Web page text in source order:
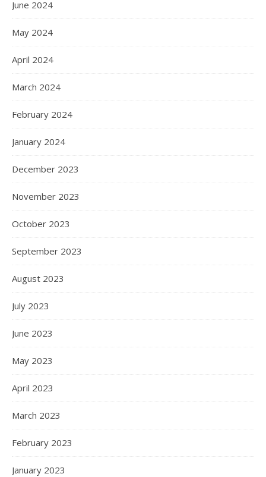
June 2024
May 2024
April 2024
March 2024
February 2024
January 2024
December 2023
November 2023
October 2023
September 2023
August 2023
July 2023
June 2023
May 2023
April 2023
March 2023
February 2023
January 2023